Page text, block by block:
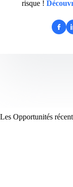
risque !
Les Opportunités